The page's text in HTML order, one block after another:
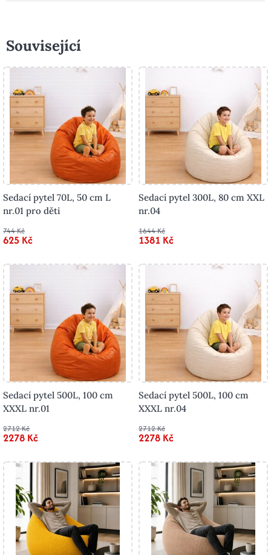
Související
Sedací pytel 70L, 50 cm L
nr.01 pro děti
744 Kč
625 Kč
Sedací pytel 300L, 80 cm XXL
nr.04
1644 Kč
1381 Kč
Sedací pytel 500L, 100 cm
XXXL nr.01
2712 Kč
2278 Kč
Sedací pytel 500L, 100 cm
XXXL nr.04
2712 Kč
2278 Kč